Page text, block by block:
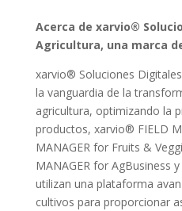
Acerca de xarvio®
Agricultura, una marca
xarvio® Soluciones
la vanguardia de la
agricultura, optimizando la
productos, xarvio® FIELD
MANAGER for Fruits &
MANAGER for AgBusiness
utilizan una plataforma
cultivos para proporcionar